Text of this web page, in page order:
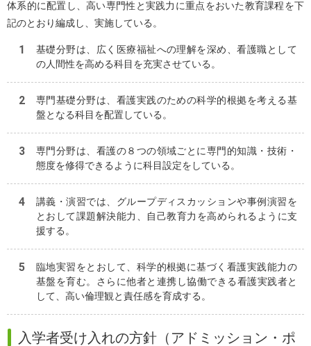
体系的に配置し、高い専門性と実践力に重点をおいた教育課程を下
記のとおり編成し、実施している。
基礎分野は、広く医療福祉への理解を深め、看護職として
の人間性を高める科目を充実させている。
専門基礎分野は、看護実践のための科学的根拠を考える基
盤となる科目を配置している。
専門分野は、看護の８つの領域ごとに専門的知識・技術・
態度を修得できるように科目設定をしている。
講義・演習では、グループディスカッションや事例演習を
とおして課題解決能力、自己教育力を高められるように支
援する。
臨地実習をとおして、科学的根拠に基づく看護実践能力の
基盤を育む。さらに他者と連携し協働できる看護実践者と
して、高い倫理観と責任感を育成する。
入学者受け入れの方針（アドミッション・ポ